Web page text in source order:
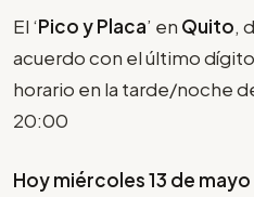
El ‘Pico y Placa’ en Quito,
acuerdo con el último
horario en la tarde/noche
20:00
Hoy miércoles 13 de